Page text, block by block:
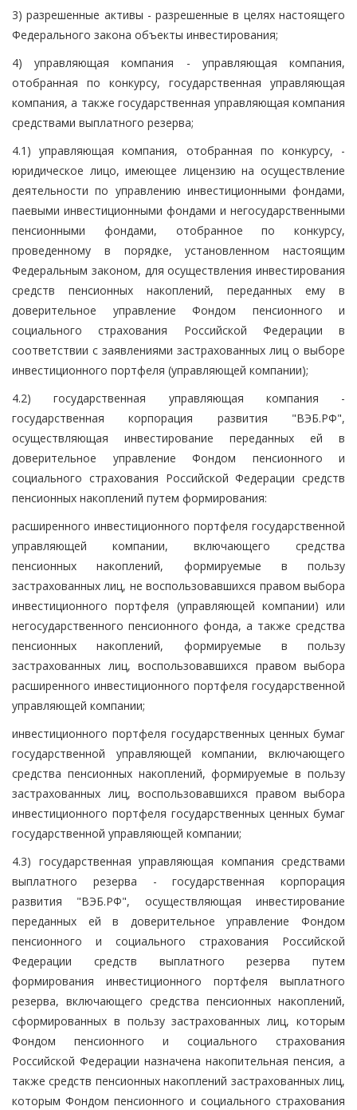
3) разрешенные активы - разрешенные в целях настоящего
Федерального закона объекты инвестирования;
4) управляющая компания - управляющая компания,
отобранная по конкурсу, государственная управляющая
компания, а также государственная управляющая компания
средствами выплатного резерва;
4.1) управляющая компания, отобранная по конкурсу, -
юридическое лицо, имеющее лицензию на осуществление
деятельности по управлению инвестиционными фондами,
паевыми инвестиционными фондами и негосударственными
пенсионными фондами, отобранное по конкурсу,
проведенному в порядке, установленном настоящим
Федеральным законом, для осуществления инвестирования
средств пенсионных накоплений, переданных ему в
доверительное управление Фондом пенсионного и
социального страхования Российской Федерации в
соответствии с заявлениями застрахованных лиц о выборе
инвестиционного портфеля (управляющей компании);
4.2) государственная управляющая компания -
государственная корпорация развития "ВЭБ.РФ",
осуществляющая инвестирование переданных ей в
доверительное управление Фондом пенсионного и
социального страхования Российской Федерации средств
пенсионных накоплений путем формирования:
расширенного инвестиционного портфеля государственной
управляющей компании, включающего средства
пенсионных накоплений, формируемые в пользу
застрахованных лиц, не воспользовавшихся правом выбора
инвестиционного портфеля (управляющей компании) или
негосударственного пенсионного фонда, а также средства
пенсионных накоплений, формируемые в пользу
застрахованных лиц, воспользовавшихся правом выбора
расширенного инвестиционного портфеля государственной
управляющей компании;
инвестиционного портфеля государственных ценных бумаг
государственной управляющей компании, включающего
средства пенсионных накоплений, формируемые в пользу
застрахованных лиц, воспользовавшихся правом выбора
инвестиционного портфеля государственных ценных бумаг
государственной управляющей компании;
4.3) государственная управляющая компания средствами
выплатного резерва - государственная корпорация
развития "ВЭБ.РФ", осуществляющая инвестирование
переданных ей в доверительное управление Фондом
пенсионного и социального страхования Российской
Федерации средств выплатного резерва путем
формирования инвестиционного портфеля выплатного
резерва, включающего средства пенсионных накоплений,
сформированных в пользу застрахованных лиц, которым
Фондом пенсионного и социального страхования
Российской Федерации назначена накопительная пенсия, а
также средств пенсионных накоплений застрахованных лиц,
которым Фондом пенсионного и социального страхования